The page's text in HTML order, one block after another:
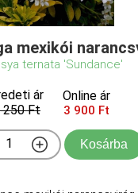
mexikói
ternata 'Sundance'
ár
250 Ft
Online ár
3 900 Ft
Kosárba